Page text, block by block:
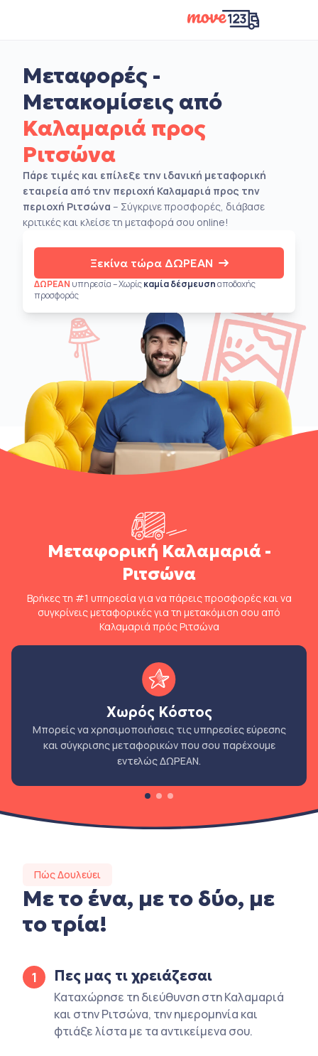
Μεταφορές -
Μετακομίσεις από
Καλαμαριά προς
Ριτσώνα
Πάρε τιμές και επίλεξε την ιδανική μεταφορική
εταιρεία από την περιοχή Καλαμαριά προς την
περιοχή Ριτσώνα – Σύγκρινε προσφορές, διάβασε
κριτικές και κλείσε τη μεταφορά σου online!
Ξεκίνα τώρα ΔΩΡΕΑΝ
ΔΩΡΕΑΝ υπηρεσία – Χωρίςκαμία δέσμευσηαποδοχής
προσφοράς
Μεταφορική Καλαμαριά -
Ριτσώνα
Βρήκες τη #1 υπηρεσία για να πάρεις προσφορές και να
συγκρίνεις μεταφορικές για τη μετακόμιση σου από
Καλαμαριά πρός Ριτσώνα
Χωρός Κόστος
Μπορείς να χρησιμοποιήσεις τις υπηρεσίες εύρεσης
και σύγκρισης μεταφορικών που σου παρέχουμε
εντελώς ΔΩΡΕΑΝ.
Πώς Δουλεύει
Με το ένα, με το δύο, με
το τρία!
1 Πες μας τι χρειάζεσαι
Καταχώρησε τη διεύθυνση στη Καλαμαριά
και στην Ριτσώνα, την ημερομηνία και
φτιάξε λίστα με τα αντικείμενα σου.